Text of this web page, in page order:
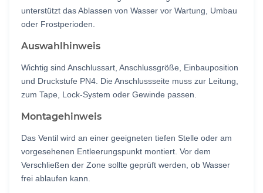
unterstützt das Ablassen von Wasser vor Wartung, Umbau
oder Frostperioden.
Auswahlhinweis
Wichtig sind Anschlussart, Anschlussgröße, Einbauposition
und Druckstufe PN4. Die Anschlussseite muss zur Leitung,
zum Tape, Lock-System oder Gewinde passen.
Montagehinweis
Das Ventil wird an einer geeigneten tiefen Stelle oder am
vorgesehenen Entleerungspunkt montiert. Vor dem
Verschließen der Zone sollte geprüft werden, ob Wasser
frei ablaufen kann.